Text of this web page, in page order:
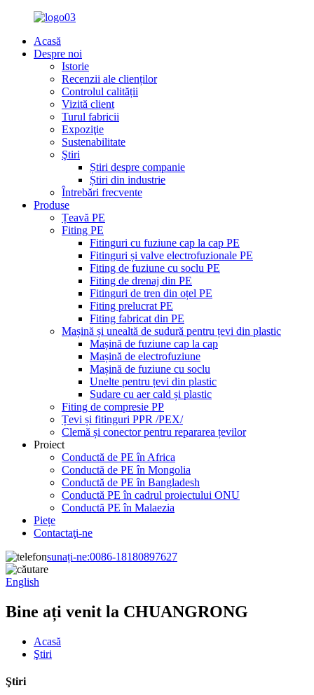
Acasă
Despre noi
Istorie
Recenzii ale clienților
Controlul calității
Vizită client
Turul fabricii
Expoziţie
Sustenabilitate
Ştiri
Știri despre companie
Știri din industrie
Întrebări frecvente
Produse
Țeavă PE
Fiting PE
Fitinguri cu fuziune cap la cap PE
Fitinguri și valve electrofuzionale PE
Fiting de fuziune cu soclu PE
Fiting de drenaj din PE
Fitinguri de tren din oțel PE
Fiting prelucrat PE
Fiting fabricat din PE
Mașină și unealtă de sudură pentru țevi din plastic
Mașină de fuziune cap la cap
Mașină de electrofuziune
Mașină de fuziune cu soclu
Unelte pentru țevi din plastic
Sudare cu aer cald și plastic
Fiting de compresie PP
Țevi și fitinguri PPR /PEX/
Clemă și conector pentru repararea țevilor
Proiect
Conductă de PE în Africa
Conductă de PE în Mongolia
Conductă de PE în Bangladesh
Conductă PE în cadrul proiectului ONU
Conductă PE în Malaezia
Piețe
Contactaţi-ne
sunați-ne:0086-18180897627
English
Bine ați venit la CHUANGRONG
Acasă
Ştiri
Ştiri